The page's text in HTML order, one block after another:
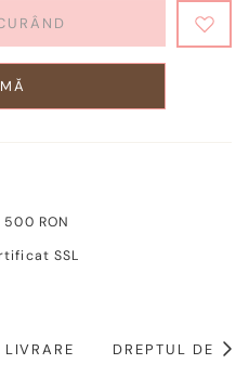
RON
SSL
LIVRARE DREPTUL DE